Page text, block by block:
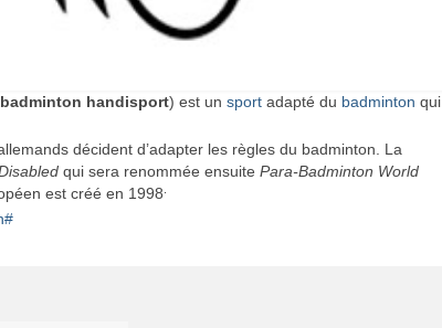
badminton handisport) est un sport adapté du badminton qui
décident d’adapter les règles du badminton. La
qui sera renommée ensuite Para-Badminton World
est créé en 1998